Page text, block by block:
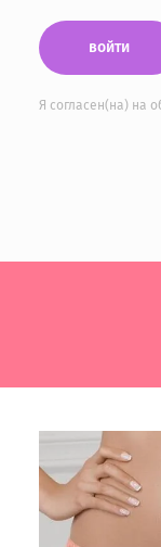
войти
Я согласен(на) на